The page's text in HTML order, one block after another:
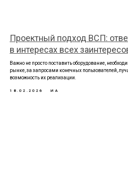
Проектный подход ВСП:
в интересах всех
Важно не просто поставить оборудование,
рынке, за запросами конечных пользователей,
возможность их реализации.
18.02.2026 ИА